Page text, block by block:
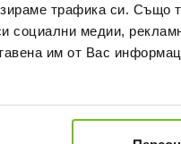
трафика си. Също
социални медии,
им от Вас
OFFER